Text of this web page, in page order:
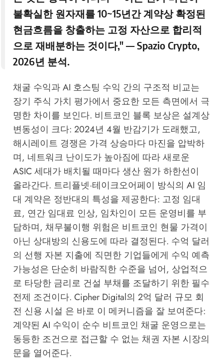
불확실한 원자재를 10~15년간 계약상 확정된
현금흐름을 창출하는 고정 자산으로 합리적
으로 재배분하는 것이다," —Spazio Crypto,
2026년 분석.
채굴 수익과 AI 호스팅 수익 간의 구조적 비교는
장기 주식 가치 평가에서 중요한 모든 측면에서 극
명한 차이를 보인다. 비트코인 블록 보상은 설계상
변동성이 크다: 2024년 4월 반감기가 도래했고,
해시레이트 경쟁은 가격 상승마다 마진을 압박하
며, 네트워크 난이도가 높아짐에 따라 새로운
ASIC 세대가 배치될 때마다 생산 원가 하한선이
올라간다. 트리플넷·테이크오어페이 방식의 AI 임
대 계약은 정반대의 특성을 제공한다: 고정 임대
료, 연간 임대료 인상, 임차인이 모든 운영비를 부
담하며, 채무불이행 위험은 비트코인 현물 가격이
아닌 상대방의 신용도에 따라 결정된다. 수억 달러
의 선행 자본 지출에 직면한 기업들에게 수익 예측
가능성은 단순히 바람직한 수준을 넘어, 상업적으
로 타당한 금리로 건설 부채를 조달하기 위한 필수
전제 조건이다. Cipher Digital의 2억 달러 규모 회
전 신용 시설 은 바로 이 메커니즘을 잘 보여준다:
계약된 AI 수익이 순수 비트코인 채굴 운영으로는
동등한 조건으로 접근할 수 없는 채권 자본 시장의
문을 열어준다.